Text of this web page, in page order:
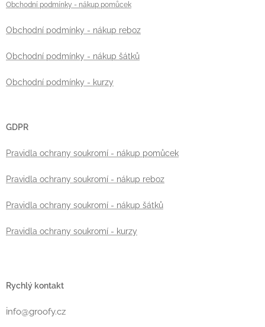
Obchodní podmínky - nákup pomůcek
Obchodní podmínky - nákup reboz
Obchodní podmínky - nákup šátků
Obchodní podmínky - kurzy
GDPR
Pravidla ochrany soukromí - nákup pomůcek
Pravidla ochrany soukromí - nákup reboz
Pravidla ochrany soukromí - nákup šátků
Pravidla ochrany soukromí - kurzy
Rychlý kontakt
info@groofy.cz